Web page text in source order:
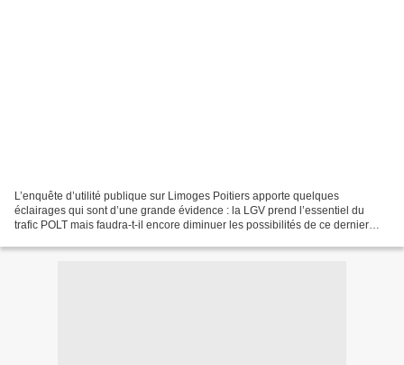
L’enquête d’utilité publique sur Limoges Poitiers apporte quelques
éclairages qui sont d’une grande évidence : la LGV prend l’essentiel du
trafic POLT mais faudra-t-il encore diminuer les possibilités de ce dernier